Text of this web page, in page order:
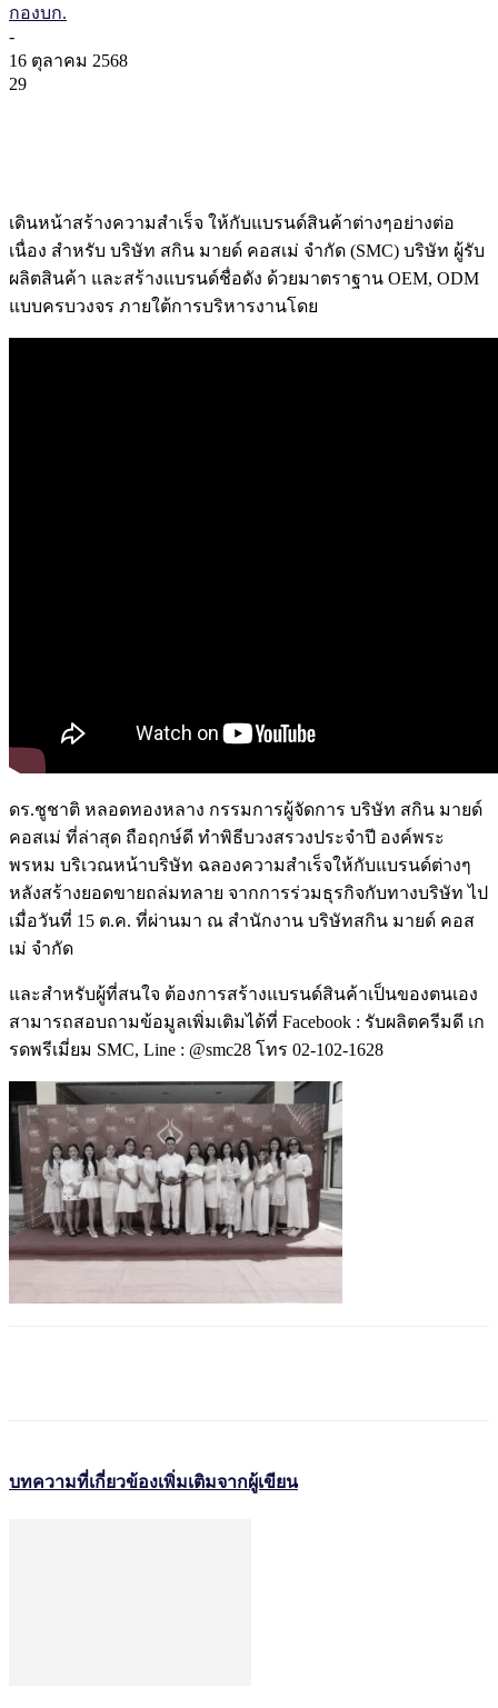
กองบก.
-
16 ตุลาคม 2568
29
เดินหน้าสร้างความสำเร็จ ให้กับแบรนด์สินค้าต่างๆอย่างต่อ
เนื่อง สำหรับ บริษัท สกิน มายด์ คอสเม่ จำกัด (SMC) บริษัท ผู้รับ
ผลิตสินค้า และสร้างแบรนด์ชื่อดัง ด้วยมาตราฐาน OEM, ODM
แบบครบวงจร ภายใต้การบริหารงานโดย
ดร.ชูชาติ หลอดทองหลาง กรรมการผู้จัดการ บริษัท สกิน มายด์
คอสเม่ ที่ล่าสุด ถือฤกษ์ดี ทำพิธีบวงสรวงประจำปี องค์พระ
พรหม บริเวณหน้าบริษัท ฉลองความสำเร็จให้กับแบรนด์ต่างๆ
หลังสร้างยอดขายถล่มทลาย จากการร่วมธุรกิจกับทางบริษัท ไป
เมื่อวันที่ 15 ต.ค. ที่ผ่านมา ณ สำนักงาน บริษัทสกิน มายด์ คอส
เม่ จำกัด
และสำหรับผู้ที่สนใจ ต้องการสร้างแบรนด์สินค้าเป็นของตนเอง
สามารถสอบถามข้อมูลเพิ่มเติมได้ที่ Facebook : รับผลิตครีมดี เก
รดพรีเมี่ยม SMC, Line : @smc28 โทร 02-102-1628
บทความที่เกี่ยวข้องเพิ่มเติมจากผู้เขียน